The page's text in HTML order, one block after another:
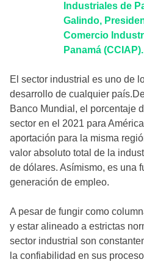
Industriales de
Galindo,
Comercio
Panamá (CCIAP).
El sector industrial es uno de
desarrollo de cualquier
Banco Mundial, el porcentaje
sector en el 2021 para
aportación para la misma
valor absoluto total de la
de dólares. Asímismo, es una
generación de empleo.
A pesar de fungir como
y estar alineado a estrictas
sector industrial son
la confiabilidad en sus